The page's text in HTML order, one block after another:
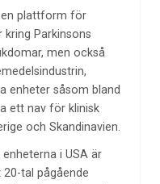
en plattform för
kring Parkinsons
men också
enheter såsom bland
ett nav för klinisk
och Skandinavien.
i USA är
tal pågående